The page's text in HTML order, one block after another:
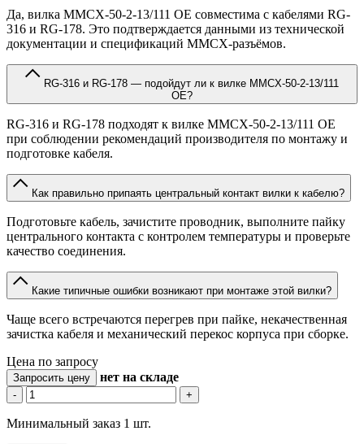
Да, вилка MMCX-50-2-13/111 OE совместима с кабелями RG-
316 и RG-178. Это подтверждается данными из технической
документации и спецификаций MMCX-разъёмов.
OE?
RG-316 и RG-178 подходят к вилке MMCX-50-2-13/111 OE
при соблюдении рекомендаций производителя по монтажу и
подготовке кабеля.
Как правильно припаять центральный контакт вилки к кабелю?
Подготовьте кабель, зачистите проводник, выполните пайку
центрального контакта с контролем температуры и проверьте
качество соединения.
Какие типичные ошибки возникают при монтаже этой вилки?
Чаще всего встречаются перегрев при пайке, некачественная
зачистка кабеля и механический перекос корпуса при сборке.
Цена по запросу
Запросить цену нет на складе
- +
Минимальный заказ 1 шт.